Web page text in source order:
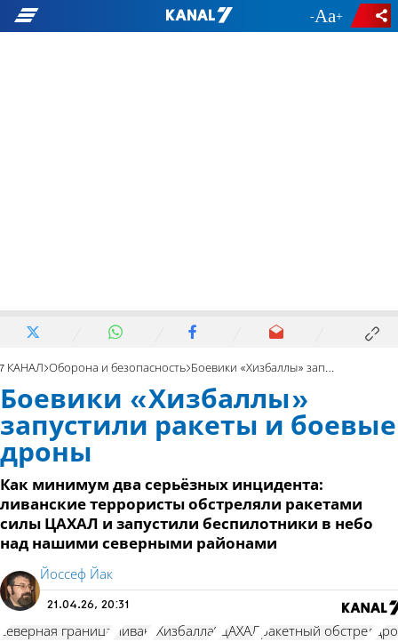
- +
7 КАНАЛ Оборона и безопасность Боевики «Хизбаллы» запустили ракеты и боевые дроны
Боевики «Хизбаллы»
запустили ракеты и боевые
дроны
Как минимум два серьёзных инцидента:
ливанские террористы обстреляли ракетами
силы ЦАХАЛ и запустили беспилотники в небо
над нашими северными районами
Йоссеф Йак
21.04.26, 20:31
северная граница Ливан "Хизбалла" ЦАХАЛ ракетный обстрел